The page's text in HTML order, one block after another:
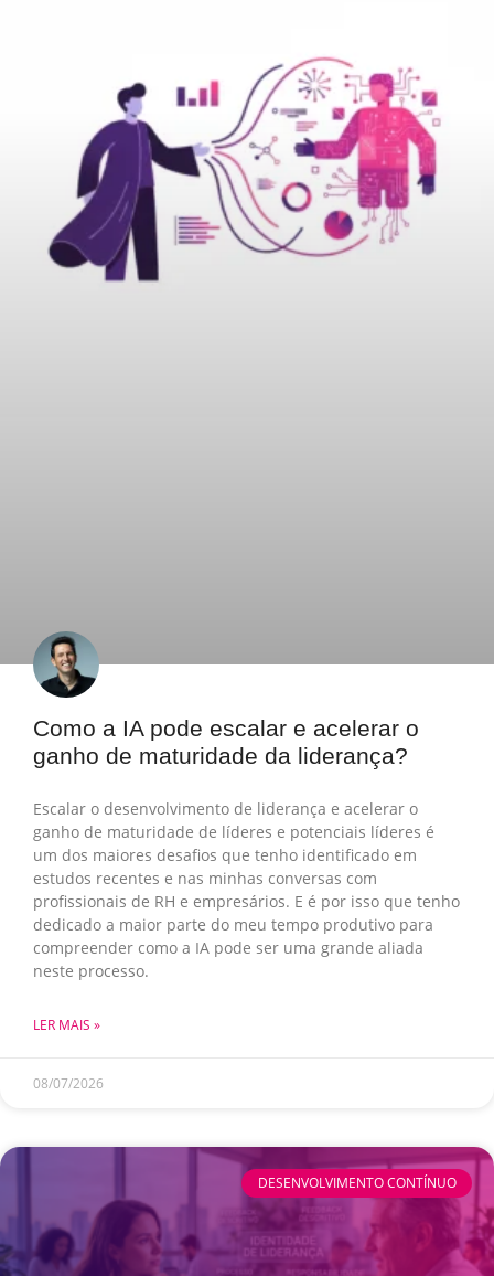
Como a IA pode escalar e acelerar o
ganho de maturidade da liderança?
Escalar o desenvolvimento de liderança e acelerar o
ganho de maturidade de líderes e potenciais líderes é
um dos maiores desafios que tenho identificado em
estudos recentes e nas minhas conversas com
profissionais de RH e empresários. E é por isso que tenho
dedicado a maior parte do meu tempo produtivo para
compreender como a IA pode ser uma grande aliada
neste processo.
LER MAIS »
08/07/2026
DESENVOLVIMENTO CONTÍNUO